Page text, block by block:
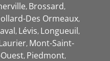
Brossard
Des Ormeaux
Lévis Longueuil
Mont-Saint-
Piedmont